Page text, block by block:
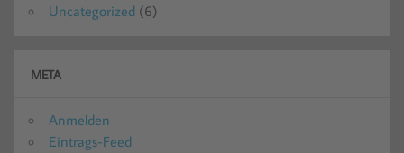
Uncategorized (6)
META
Anmelden
Eintrags-Feed